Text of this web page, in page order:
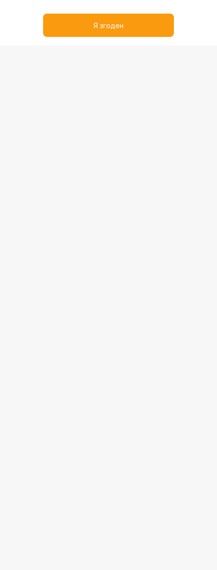
Рол "Філадельфія з вугрем"
Я згоден